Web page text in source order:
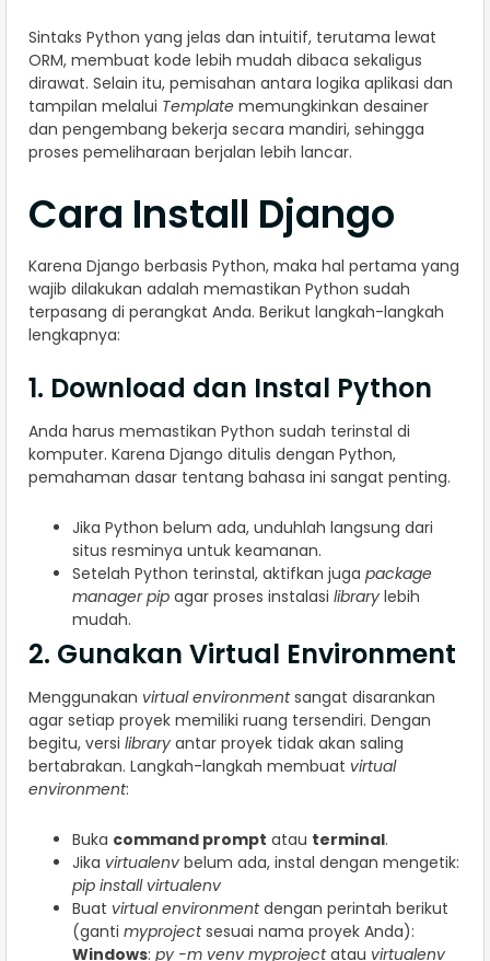
Sintaks Python yang jelas dan intuitif, terutama lewat
ORM, membuat kode lebih mudah dibaca sekaligus
dirawat. Selain itu, pemisahan antara logika aplikasi dan
tampilan melalui Template memungkinkan desainer
dan pengembang bekerja secara mandiri, sehingga
proses pemeliharaan berjalan lebih lancar.
Cara Install Django
Karena Django berbasis Python, maka hal pertama yang
wajib dilakukan adalah memastikan Python sudah
terpasang di perangkat Anda. Berikut langkah-langkah
lengkapnya:
1. Download dan Instal Python
Anda harus memastikan Python sudah terinstal di
komputer. Karena Django ditulis dengan Python,
pemahaman dasar tentang bahasa ini sangat penting.
Jika Python belum ada, unduhlah langsung dari
situs resminya untuk keamanan.
Setelah Python terinstal, aktifkan juga package
manager pip agar proses instalasi library lebih
mudah.
2. Gunakan Virtual Environment
Menggunakan virtual environmentsangat disarankan
agar setiap proyek memiliki ruang tersendiri. Dengan
begitu, versi library antar proyek tidak akan saling
bertabrakan. Langkah-langkah membuat virtual
environment:
Buka command prompt atau terminal.
Jika virtualenv belum ada, instal dengan mengetik:
pip install virtualenv
Buat virtual environmentdengan perintah berikut
(ganti myprojectsesuai nama proyek Anda):
Windows: py -m venv myprojectatau virtualenv